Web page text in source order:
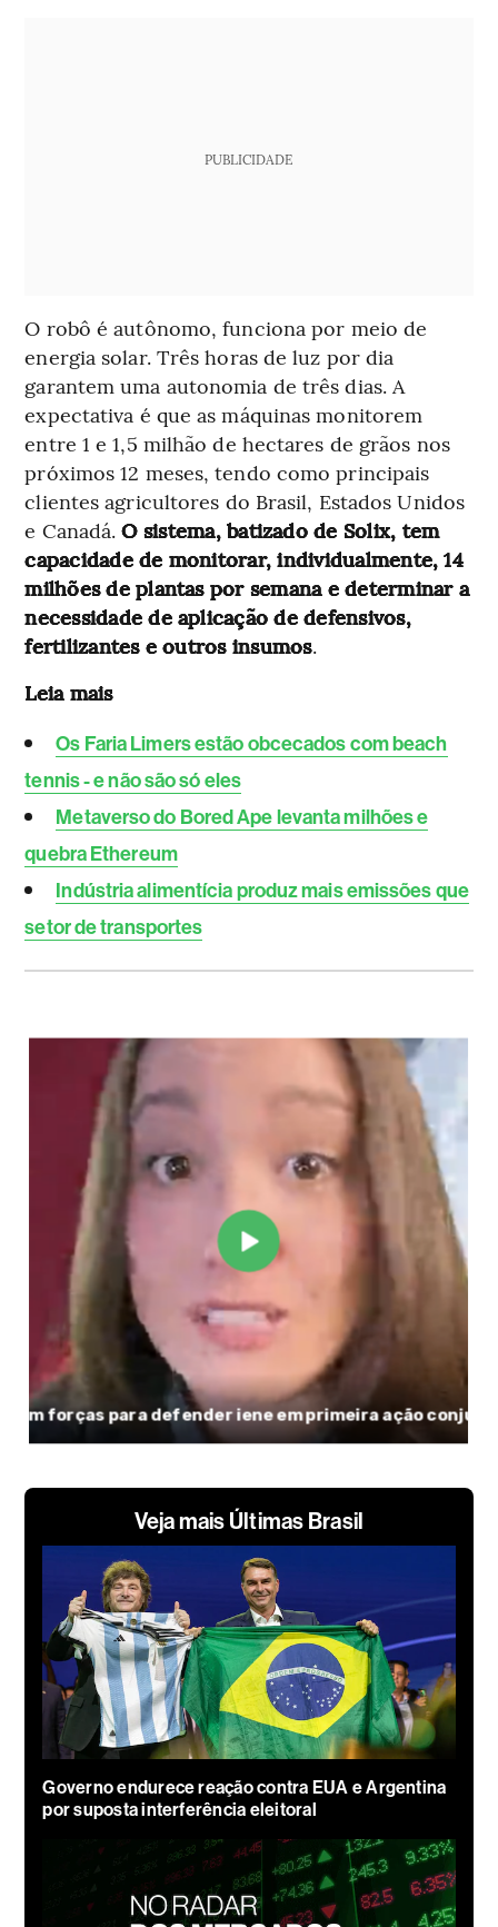
PUBLICIDADE
O robô é autônomo, funciona por meio de
energia solar. Três horas de luz por dia
garantem uma autonomia de três dias. A
expectativa é que as máquinas monitorem
entre 1 e 1,5 milhão de hectares de grãos nos
próximos 12 meses, tendo como principais
clientes agricultores do Brasil, Estados Unidos
e Canadá.O sistema, batizado de Solix, tem
capacidade de monitorar, individualmente, 14
milhões de plantas por semana e determinar a
necessidade de aplicação de defensivos,
fertilizantes e outros insumos.
Leia mais
Os Faria Limers estão obcecados com beach
tennis - e não são só eles
Metaverso do Bored Ape levanta milhões e
quebra Ethereum
Indústria alimentícia produz mais emissões que
setor de transportes
Veja mais Últimas Brasil
Governo endurece reação contra EUA e Argentina
por suposta interferência eleitoral